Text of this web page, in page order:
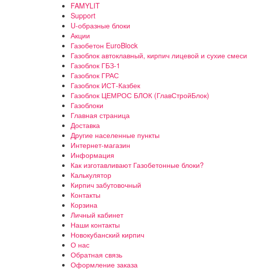
FAMYLIT
Support
U-образные блоки
Акции
Газобетон EuroBlock
Газоблок автоклавный, кирпич лицевой и сухие смеси
Газоблок ГБЗ-1
Газоблок ГРАС
Газоблок ИСТ-Казбек
Газоблок ЦЕМРОС БЛОК (ГлавСтройБлок)
Газоблоки
Главная страница
Доставка
Другие населенные пункты
Интернет-магазин
Информация
Как изготавливают Газобетонные блоки?
Калькулятор
Кирпич забутовочный
Контакты
Корзина
Личный кабинет
Наши контакты
Новокубанский кирпич
О нас
Обратная связь
Оформление заказа